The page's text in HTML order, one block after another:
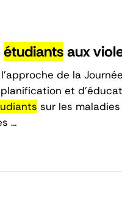
étudiantsaux
de la
et
sur les
…